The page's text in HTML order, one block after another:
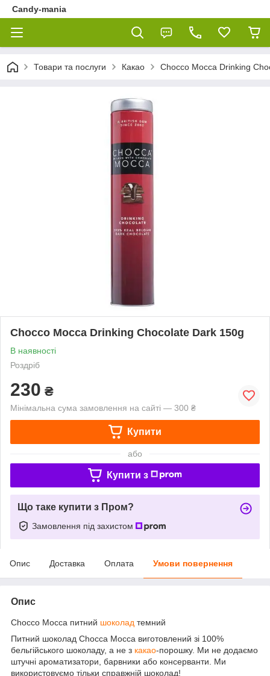
Candy-mania
Товари та послуги Какао Chocco Mocca Drinking
Chocco Mocca Drinking Chocolate Dark 150g
В наявності
Роздріб
230 ₴
Мінімальна сума замовлення на сайті — 300 ₴
Купити
або
Купити з
Що таке купити з Пром?
Замовлення під захистом
Опис Доставка Оплата Умови повернення
Опис
Chocco Mocca питний шоколад темний
Питний шоколад Chocca Mocca виготовлений зі 100%
бельгійського шоколаду, а не з какао-порошку. Ми не додаємо
штучні ароматизатори, барвники або консерванти. Ми
використовуємо тільки справжній шоколад!